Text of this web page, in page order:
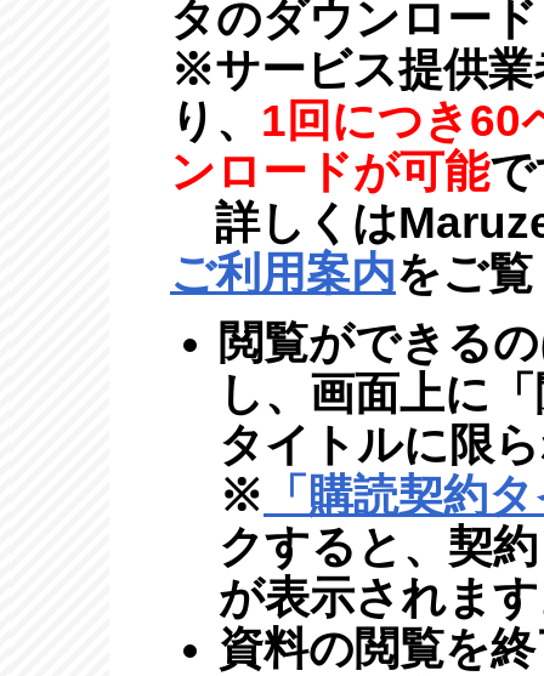
タのダウンロー
※サービス提供業
り、 1回につき60
ンロードが可能
詳しくは
ご利用案内をご
閲覧ができる
し、画面上に
タイトルに限
※ 「購読契約
クすると、契
が表示されま
資料の閲覧を